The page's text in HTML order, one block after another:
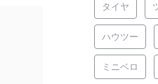
タイヤ
ハウツー
ミニベロ